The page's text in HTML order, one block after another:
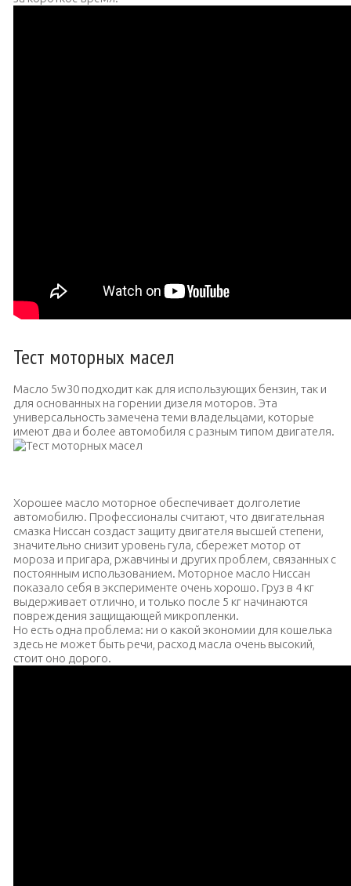
Тест моторных масел
Масло 5w30 подходит как для использующих бензин, так и
для основанных на горении дизеля моторов. Эта
универсальность замечена теми владельцами, которые
имеют два и более автомобиля с разным типом двигателя.
Хорошее масло моторное обеспечивает долголетие
автомобилю. Профессионалы считают, что двигательная
смазка Ниссан создаст защиту двигателя высшей степени,
значительно снизит уровень гула, сбережет мотор от
мороза и пригара, ржавчины и других проблем, связанных с
постоянным использованием. Моторное масло Ниссан
показало себя в эксперименте очень хорошо. Груз в 4 кг
выдерживает отлично, и только после 5 кг начинаются
повреждения защищающей микропленки.
Но есть одна проблема: ни о какой экономии для кошелька
здесь не может быть речи, расход масла очень высокий,
стоит оно дорого.